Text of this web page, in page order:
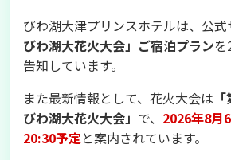
びわ湖大津プリンスホテルは、公式
びわ湖大花火大会」ご宿泊プラン
告知しています。
また最新情報として、花火大会は
びわ湖大花火大会」 で、 2026年8月
20:30予定と案内されています。